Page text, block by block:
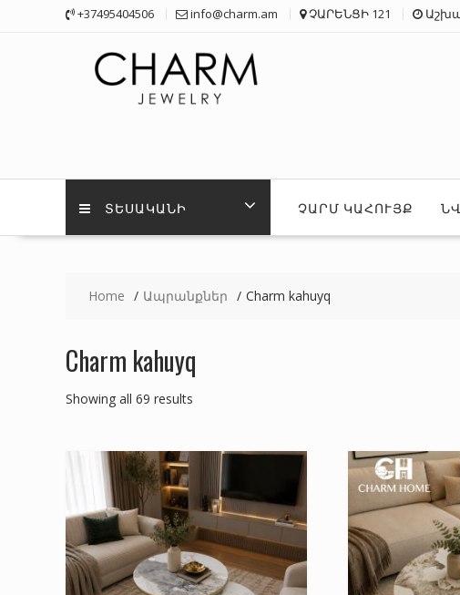
+37495404506 info@charm.am ՉԱՐԵՆՑԻ 121
ՏԵՍԱԿԱՆԻ ՉԱՐՄ ԿԱՀՈՒՅՔ
Home Ապրանքներ Charm kahuyq
Charm kahuyq
Showing all 69 results
high